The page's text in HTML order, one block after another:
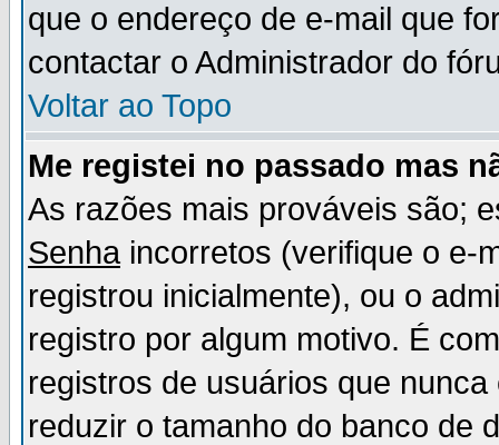
que o endereço de e-mail que
contactar o Administrador do
Voltar ao Topo
Me registei no passado mas
As razões mais prováveis são;
Senhaincorretos (verifique o e-
registrou inicialmente), ou o
registro por algum motivo. É
registros de usuários que
reduzir o tamanho do banco de